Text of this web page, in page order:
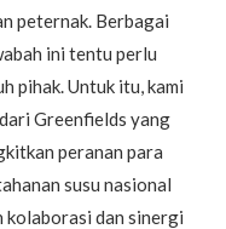
peternak. Berbagai
ini tentu perlu
pihak. Untuk itu, kami
Greenfields yang
peranan para
susu nasional
kolaborasi dan sinergi